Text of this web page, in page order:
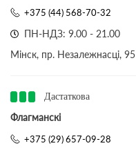
+375 (44) 568-70-32
ПН-НДЗ: 9.00 - 21.00
Мінск, пр. Незалежнасці, 95
Дастаткова
Флагманскі
+375 (29) 657-09-28